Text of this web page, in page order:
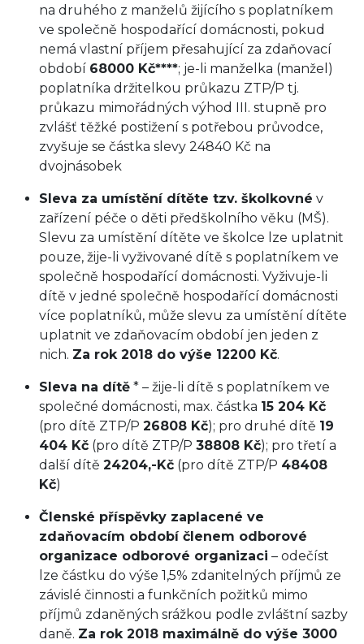
na druhého z manželů žijícího s poplatníkem
ve společně hospodařící domácnosti, pokud
nemá vlastní příjem přesahující za zdaňovací
období 68000 Kč****; je-li manželka (manžel)
poplatníka držitelkou průkazu ZTP/P tj.
průkazu mimořádných výhod III. stupně pro
zvlášť těžké postižení s potřebou průvodce,
zvyšuje se částka slevy 24840 Kč na
dvojnásobek
Sleva za umístění dítěte tzv. školkovné v
zařízení péče o děti předškolního věku (MŠ).
Slevu za umístění dítěte ve školce lze uplatnit
pouze, žije-li vyživované dítě s poplatníkem ve
společně hospodařící domácnosti. Vyživuje-li
dítě v jedné společně hospodařící domácnosti
více poplatníků, může slevu za umístění dítěte
uplatnit ve zdaňovacím období jen jeden z
nich. Za rok 2018 do výše 12200 Kč.
Sleva na dítě * – žije-li dítě s poplatníkem ve
společné domácnosti, max. částka 15 204 Kč
(pro dítě ZTP/P 26808 Kč); pro druhé dítě 19
404 Kč (pro dítě ZTP/P 38808 Kč); pro třetí a
další dítě 24204,-Kč (pro dítě ZTP/P 48408
Kč)
Členské příspěvky zaplacené ve
zdaňovacím období členem odborové
organizace odborové organizaci – odečíst
lze částku do výše 1,5% zdanitelných příjmů ze
závislé činnosti a funkčních požitků mimo
příjmů zdaněných srážkou podle zvláštní sazby
daně. Za rok 2018 maximálně do výše 3000